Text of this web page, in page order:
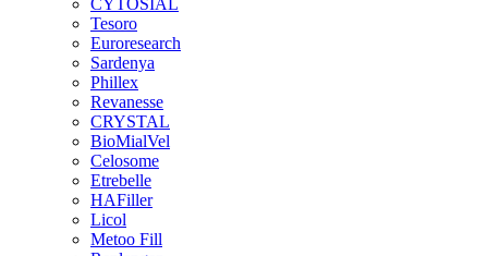
CYTOSIAL
Tesoro
Euroresearch
Sardenya
Phillex
Revanesse
CRYSTAL
BioMialVel
Celosome
Etrebelle
HAFiller
Licol
Metoo Fill